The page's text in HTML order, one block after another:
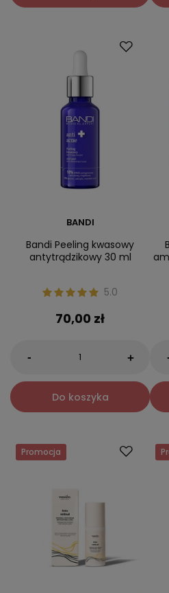
BANDI
Bandi Peeling kwasowy
antytrądzikowy 30 ml
5.0
70,00 zł
- +
Do koszyka
Promocja